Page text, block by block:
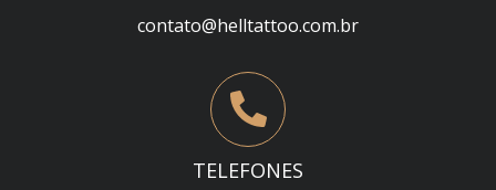
contato@helltattoo.com.br
TELEFONES